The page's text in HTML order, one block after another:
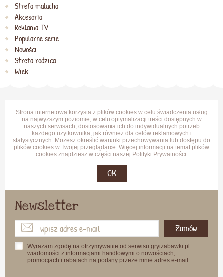
Strefa malucha
Akcesoria
Reklama TV
Popularne serie
Nowości
Strefa rodzica
Wiek
Strona internetowa korzysta z plików cookies w celu świadczenia usług
na najwyższym poziomie, w celu optymalizacji treści dostępnych w
naszych serwisach, dostosowania ich do indywidualnych potrzeb
każdego użytkownika, jak również dla celów reklamowych i
statystycznych. Możesz określić warunki przechowywania lub dostępu do
plików cookies w Twojej przeglądarce. Więcej informacji na temat plików
cookies znajdziesz w części naszej Polityki Prywatności.
OK
Newsletter
Zamów
Wyrażam zgodę na otrzymywanie od serwisu gryizabawki.pl
wiadomości z informacjami handlowymi o nowościach,
promocjach i rabatach na podany przeze mnie adres e-mail